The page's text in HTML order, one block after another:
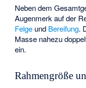
Neben dem
Augenmerk auf der
Felge und Bereifung.
Masse nahezu
ein.
Rahmengröße